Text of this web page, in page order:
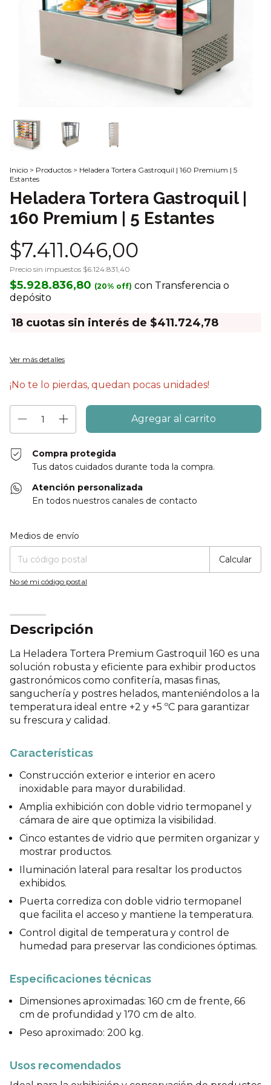
Inicio > Productos > Heladera Tortera Gastroquil | 160 Premium | 5
Estantes
Heladera Tortera Gastroquil |
160 Premium | 5 Estantes
$7.411.046,00
Precio sin impuestos $6.124.831,40
$5.928.836,80 con Transferencia o
depósito
18 cuotas sin interés de $411.724,78
Ver más detalles
¡No te lo pierdas, quedan pocas unidades!
Compra protegida
Tus datos cuidados durante toda la compra.
Atención personalizada
En todos nuestros canales de contacto
Entregas para el CP:
Medios de envío
Calcular
No sé mi código postal
Descripción
La Heladera Tortera Premium Gastroquil 160 es una
solución robusta y eficiente para exhibir productos
gastronómicos como confitería, masas finas,
sanguchería y postres helados, manteniéndolos a la
temperatura ideal entre +2 y +5 ºC para garantizar
su frescura y calidad.
Características
Construcción exterior e interior en acero
inoxidable para mayor durabilidad.
Amplia exhibición con doble vidrio termopanel y
cámara de aire que optimiza la visibilidad.
Cinco estantes de vidrio que permiten organizar y
mostrar productos.
Iluminación lateral para resaltar los productos
exhibidos.
Puerta corrediza con doble vidrio termopanel
que facilita el acceso y mantiene la temperatura.
Control digital de temperatura y control de
humedad para preservar las condiciones óptimas.
Especificaciones técnicas
Dimensiones aproximadas: 160 cm de frente, 66
cm de profundidad y 170 cm de alto.
Peso aproximado: 200 kg.
Usos recomendados